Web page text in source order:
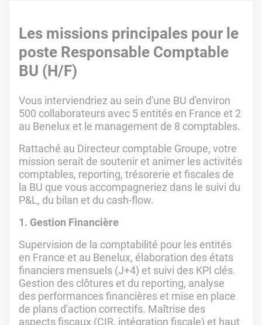
Les missions principales pour le
poste Responsable Comptable
BU (H/F)
Vous interviendriez au sein d'une BU d'environ
500 collaborateurs avec 5 entités en France et 2
au Benelux et le management de 8 comptables.
Rattaché au Directeur comptable Groupe, votre
mission serait de soutenir et animer les activités
comptables, reporting, trésorerie et fiscales de
la BU que vous accompagneriez dans le suivi du
P&L, du bilan et du cash-flow.
1. Gestion Financière
Supervision de la comptabilité pour les entités
en France et au Benelux, élaboration des états
financiers mensuels (J+4) et suivi des KPI clés.
Gestion des clôtures et du reporting, analyse
des performances financières et mise en place
de plans d'action correctifs. Maîtrise des
aspects fiscaux (CIR, intégration fiscale) et haut